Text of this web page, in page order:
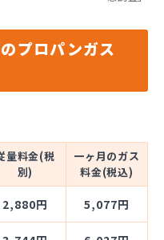
プロパンガス
量料金(税
別)
一ヶ月のガス
料金(税込)
2,880円 5,077円